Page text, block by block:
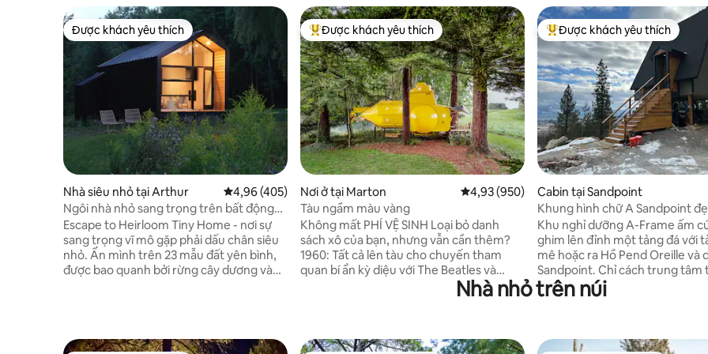
Được khách yêu thích
Được khách yêu thích
Nhà siêu nhỏ tại Arthur Xếp hạng trung bình 4,96/5, 405 đánh giá
4,96 (405)
Ngôi nhà nhỏ sang trọng trên bất động
sản yên bình của đất nước
Escape to Heirloom Tiny Home - nơi sự
sang trọng vĩ mô gặp phải dấu chân siêu
nhỏ. Ẩn mình trên 23 mẫu đất yên bình,
được bao quanh bởi rừng cây dương và
cơ, xà phòng thủ công và phòng tắm
Được khách yêu thích nhất
Được khách yêu thích
Nơi ở tại Marton Xếp hạng trung bình 4,93/5, 950 đánh giá
4,93 (950)
Tàu ngầm màu vàng
Không mất PHÍ VỆ SINH Loại bỏ danh
sách xô của bạn, nhưng vẫn cần thêm?
1960: Tất cả lên tàu cho chuyến tham
quan bí ẩn kỳ diệu với The Beatles và
Yellow Submarine của họ, được cung cấp
bởi tình yêu; bởi vì đó là những gì làm cho
Tháng Mười Đỏ" sẽ khiến bạn chịu trách
Được khách yêu thích nhất
Được khách yêu thích
Cabin tại Sandpoint
Khung hình chữ A Sandpoint
tranh vẽ - Gần Schweitzer
Khu nghỉ dưỡng A-Frame ấm
ghim lên đỉnh một tảng đá với
mê hoặc ra Hồ Pend Oreille và
Sandpoint. Chỉ cách trung tâm
4 dặm và cách xe đưa đón
phút lái xe. Studio thân mật này
ăn trong bếp nhỏ lát đá granit
Nhà nhỏ trên núi